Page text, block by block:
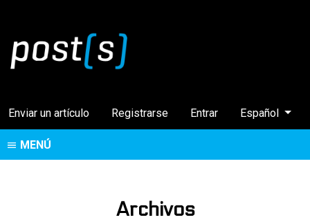
Enviar un artículo Registrarse Entrar Cambiar el
Español
MENÚ
Archivos